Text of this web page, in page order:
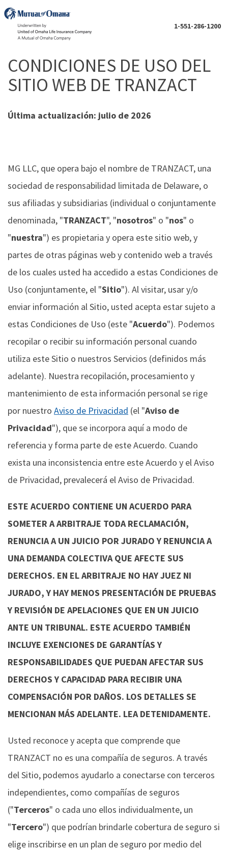
1-551-286-1200
CONDICIONES DE USO DEL
SITIO WEB DE TRANZACT
Última actualización: julio de 2026
MG LLC, que opera bajo el nombre de TRANZACT, una
sociedad de responsabilidad limitada de Delaware, o
sus afiliadas y subsidiarias (individual o conjuntamente
denominada, "TRANZACT", "nosotros" o "nos" o
"nuestra") es propietaria y opera este sitio web, y
partes de otras páginas web y contenido web a través
de los cuales usted ha accedido a estas Condiciones de
Uso (conjuntamente, el "Sitio"). Al visitar, usar y/o
enviar información al Sitio, usted acepta estar sujeto a
estas Condiciones de Uso (este "Acuerdo"). Podemos
recopilar o recibir su información personal cuando
utiliza este Sitio o nuestros Servicios (definidos más
adelante). Nuestra recopilación, procesamiento y
mantenimiento de esta información personal se rige
por nuestro Aviso de Privacidad (el "Aviso de
Privacidad"), que se incorpora aquí a modo de
referencia y forma parte de este Acuerdo. Cuando
exista una inconsistencia entre este Acuerdo y el Aviso
de Privacidad, prevalecerá el Aviso de Privacidad.
ESTE ACUERDO CONTIENE UN ACUERDO PARA
SOMETER A ARBITRAJE TODA RECLAMACIÓN,
RENUNCIA A UN JUICIO POR JURADO Y RENUNCIA A
UNA DEMANDA COLECTIVA QUE AFECTE SUS
DERECHOS. EN EL ARBITRAJE NO HAY JUEZ NI
JURADO, Y HAY MENOS PRESENTACIÓN DE PRUEBAS
Y REVISIÓN DE APELACIONES QUE EN UN JUICIO
ANTE UN TRIBUNAL. ESTE ACUERDO TAMBIÉN
INCLUYE EXENCIONES DE GARANTÍAS Y
RESPONSABILIDADES QUE PUEDAN AFECTAR SUS
DERECHOS Y CAPACIDAD PARA RECIBIR UNA
COMPENSACIÓN POR DAÑOS. LOS DETALLES SE
MENCIONAN MÁS ADELANTE. LEA DETENIDAMENTE.
Usted reconoce y acepta que comprende que
TRANZACT no es una compañía de seguros. A través
del Sitio, podemos ayudarlo a conectarse con terceros
independientes, como compañías de seguros
("Terceros" o cada uno ellos individualmente, un
"Tercero") que podrían brindarle cobertura de seguro si
elige inscribirse en un plan de seguro por medio del